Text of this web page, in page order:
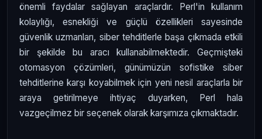
önemli faydalar sağlayan araçlardır. Perl'in kullanım
kolaylığı, esnekliği ve güçlü özellikleri sayesinde
güvenlik uzmanları, siber tehditlerle başa çıkmada etkili
bir şekilde bu aracı kullanabilmektedir. Geçmişteki
otomasyon çözümleri, günümüzün sofistike siber
tehditlerine karşı koyabilmek için yeni nesil araçlarla bir
araya getirilmeye ihtiyaç duyarken, Perl hala
vazgeçilmez bir seçenek olarak karşımıza çıkmaktadır.